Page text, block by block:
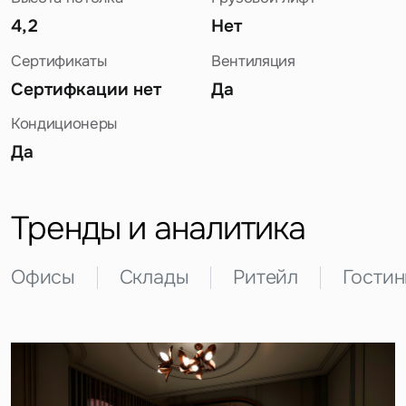
4,2 Нет
Сертификаты
Сертифкации нет
Вентиляция
Да
Кондиционеры
Да
Тренды и аналитика
Офисы Склады Ритейл
Предложение
Это обязательное поле